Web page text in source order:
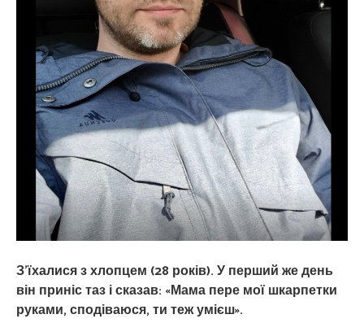
З’їхалися з хлопцем (28 років). У перший же день
він приніс таз і сказав: «Мама пере мої шкарпетки
руками, сподіваюся, ти теж умієш».